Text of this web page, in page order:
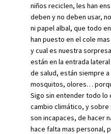
niños reciclen, les han
deben y no deben usar,
ni papel albal, que todo
han puesto en el cole
y cual es nuestra
están en la entrada
de salud, están siempre
mosquitos, olores…
Sigo sin entender todo lo
cambio climático, y
son incapaces, de hacer
hace falta mas personal,